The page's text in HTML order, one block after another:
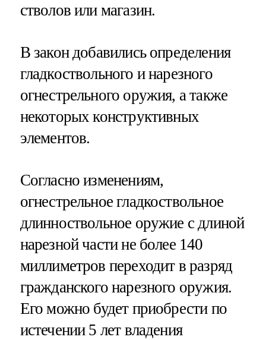
стволов или магазин.
В закон добавились определения
гладкоствольного и нарезного
огнестрельного оружия, а также
некоторых конструктивных
элементов.
Согласно изменениям,
огнестрельное гладкоствольное
длинноствольное оружие с длиной
нарезной части не более 140
миллиметров переходит в разряд
гражданского нарезного оружия.
Его можно будет приобрести по
истечении 5 лет владения